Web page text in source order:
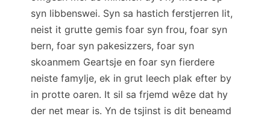
syn libbenswei. Syn sa hastich ferstjerren lit,
neist it grutte gemis foar syn frou, foar syn
bern, foar syn pakesizzers, foar syn
skoanmem Geartsje en foar syn fierdere
neiste famylje, ek in grut leech plak efter by
in protte oaren. It sil sa frjemd wêze dat hy
der net mear is. Yn de tsjinst is dit beneamd